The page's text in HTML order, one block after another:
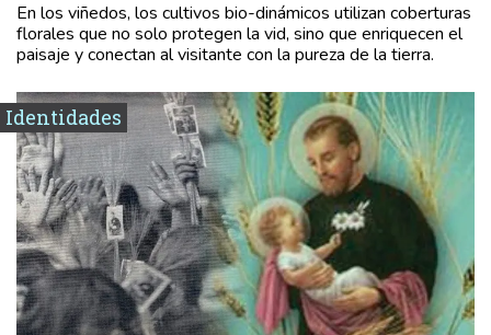
En los viñedos, los cultivos bio-dinámicos utilizan coberturas
florales que no solo protegen la vid, sino que enriquecen el
paisaje y conectan al visitante con la pureza de la tierra.
Identidades